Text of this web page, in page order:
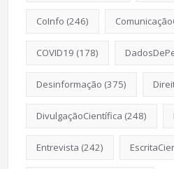
CoInfo (246)
COVID19 (178)
Desinformação (375)
DivulgaçãoCientífica (248)
Entrevista (242)